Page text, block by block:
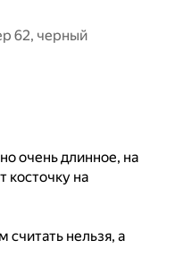
размер 62, черный
очень длинное, на
косточку на
считать нельзя, а